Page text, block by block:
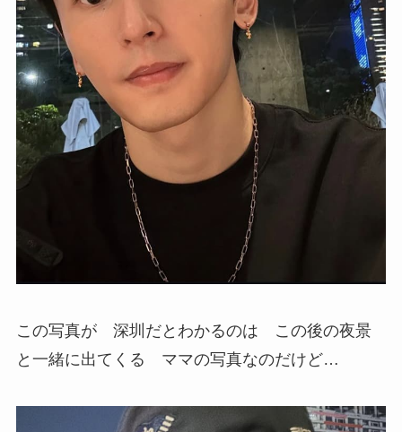
この写真が 深圳だとわかるのは この後の夜景
と一緒に出てくる ママの写真なのだけど…